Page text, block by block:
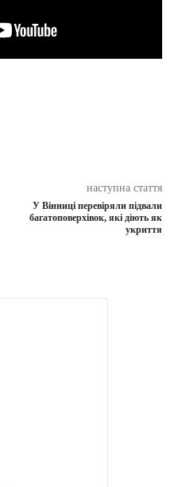
наступна стаття
У Вінниці перевіряли підвали
багатоповерхівок, які діють як
укриття